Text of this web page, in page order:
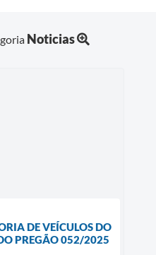
Noticias
DE VEÍCULOS DO
PREGÃO 052/2025